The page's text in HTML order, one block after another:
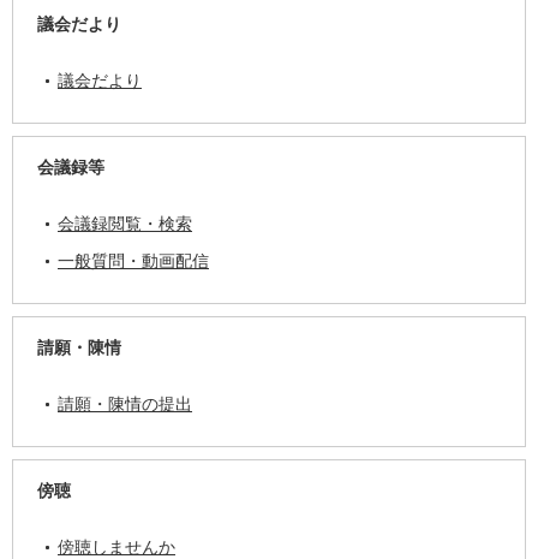
議会だより
議会だより
会議録等
会議録閲覧・検索
一般質問・動画配信
請願・陳情
請願・陳情の提出
傍聴
傍聴しませんか